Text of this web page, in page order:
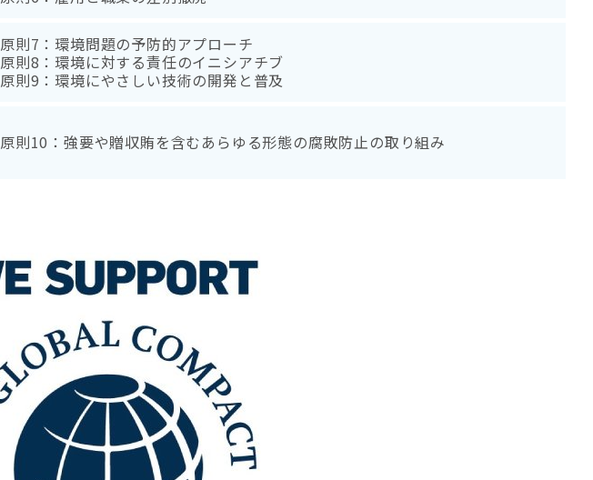
原則7：環境問題の予防的アプローチ
原則8：環境に対する責任のイニシアチブ
原則9：環境にやさしい技術の開発と普及
原則10：強要や贈収賄を含むあらゆる形態の腐敗防止の取り組み